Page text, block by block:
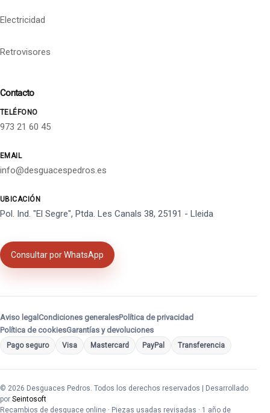
Electricidad
Retrovisores
Contacto
TELÉFONO
973 21 60 45
EMAIL
info@desguacespedros.es
UBICACIÓN
Pol. Ind. "El Segre", Ptda. Les Canals 38, 25191 - Lleida
Consultar por WhatsApp
Aviso legal Condiciones generalesPolítica de privacidad
Política de cookiesGarantías y devoluciones
Pago seguro Visa Mastercard PayPal Transferencia
© 2026 Desguaces Pedros. Todos los derechos reservados | Desarrollado
por Seintosoft
Recambios de desguace online · Piezas usadas revisadas · 1 año de